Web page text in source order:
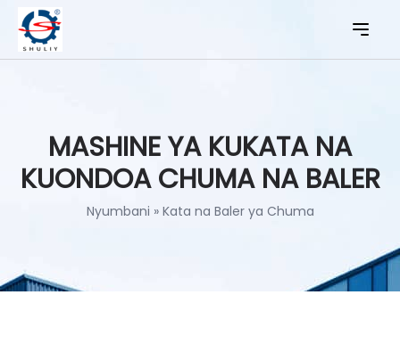
MASHINE YA KUKATA NA
KUONDOA CHUMA NA BALER
Nyumbani » Kata na Baler ya Chuma